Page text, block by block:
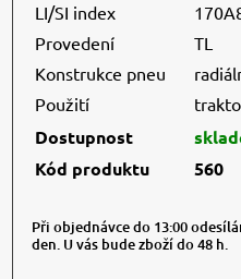
LI/SI index
Provedení
TL
Konstrukce pneu
Použití
Dostupnost
Kód produktu
560
Při objednávce do 13:00
den. U vás bude zboží do 48 h.